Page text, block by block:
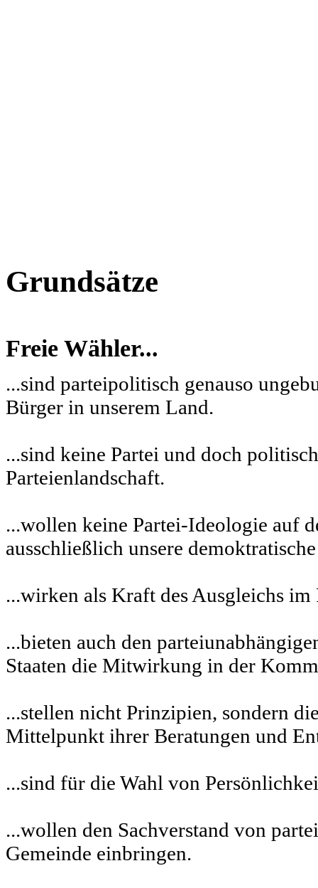
Grundsätze
Freie Wähler...
...sind parteipolitisch genauso
Bürger in unserem Land.
...sind keine Partei und doch
Parteienlandschaft.
...wollen keine Partei-Ideologie auf
ausschließlich unsere
...wirken als Kraft des Ausgleichs im
...bieten auch den
Staaten die Mitwirkung in der
...stellen nicht Prinzipien, sondern
Mittelpunkt ihrer Beratungen und
...sind für die Wahl von
...wollen den Sachverstand von
Gemeinde einbringen.